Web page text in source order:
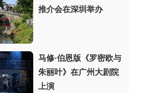
推介会在深圳举办
马修·伯恩版《罗密欧与
朱丽叶》在广州大剧院
上演